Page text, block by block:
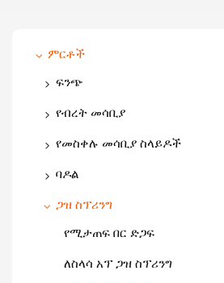
ምርቶች
ፍንጭ
አንድ መንገድ ማጠፊያ
ባለ ሁለት መንገድ ማጠፊያ
አይዝጌ ብረት ማንጠልጠያ
ልዩ አንግል ማጠፊያ
3D ለስላሳ ዝጋ ማንጠልጠያ
የአሉሚኒየም በር ማንጠልጠያ
የብረት መሳቢያ
ቀጭን መሳቢያ ሳጥን
የብረት መሳቢያ ሣጥን (ክብ አሞሌ)
የቅንጦት መሳቢያ ሳጥን (ስኩዌር ባር)
ቀጭን መሳቢያ ሣጥን (ግፊት ክፍት
እና ለስላሳ-መዝጊያ)
የመስቀሉ መሳቢያ ስላይዶች
የከርሰ ምድር መሳቢያ ስላይዶችን
ባዶል
መደበኛ መሳቢያ ስላይዶች
ለስላሳ ዝጋ መሳቢያ ስላይዶች
የመሳቢያ ስላይዶችን ለመክፈት ይግፉ
ጋዝ ስፕሪንግ
የሚታጠፍ በር ድጋፍ
ለስላሳ አፕ ጋዝ ስፕሪንግ